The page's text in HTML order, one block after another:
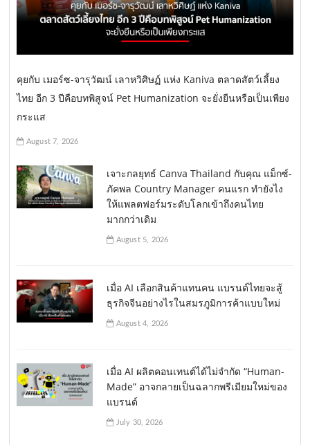
คุยกับ เมอร์ซ-จารุวัฒน์ เลาหวิศิษฏ์ แห่ง Kaniva ตลาดสัตว์เลี้ยง
ไทย อีก 3 ปีคือบทพิสูจน์ Pet Humanization จะยั่งยืนหรือเป็นเพียง
กระแส
August 7, 2026
เจาะกลยุทธ์ Canva Thailand กับคุณ แม็กซ์-
ภัคพล Country Manager คนแรก ทำยังไง
ให้แพลตฟอร์มระดับโลกเข้าถึงคนไทย
มากกว่าเดิม
August 5, 2026
เมื่อ AI เลือกสินค้าแทนคน แบรนด์ไทยจะสู้
ธุรกิจจีนอย่างไรในสมรภูมิการค้าแบบใหม่
August 4, 2026
เมื่อ AI ผลิตคอนเทนต์ได้ไม่จำกัด “Human-
Made” อาจกลายเป็นฉลากพรีเมียมใหม่ของ
แบรนด์
July 30, 2026